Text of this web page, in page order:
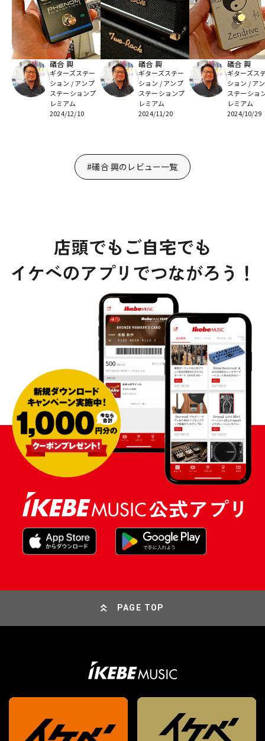
礒合 興
ギターズステー
ション / アンプ
ステーションプ
レミアム
2024/12/10
礒合 興
ギターズステー
ション / アンプ
ステーションプ
レミアム
2024/11/20
礒合 興
ギターズス
ション / ア
ステーショ
レミアム
2024/10/29
#礒合 興のレビュー一覧
PAGE TOP